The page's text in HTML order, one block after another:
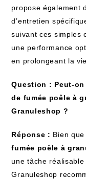
propose également
d’entretien
suivant ces simples
une performance
en prolongeant la
Question : Peut-
de fumée poêle à
Granuleshop ?
Réponse : Bien que
fumée poêle à
une tâche
Granuleshop